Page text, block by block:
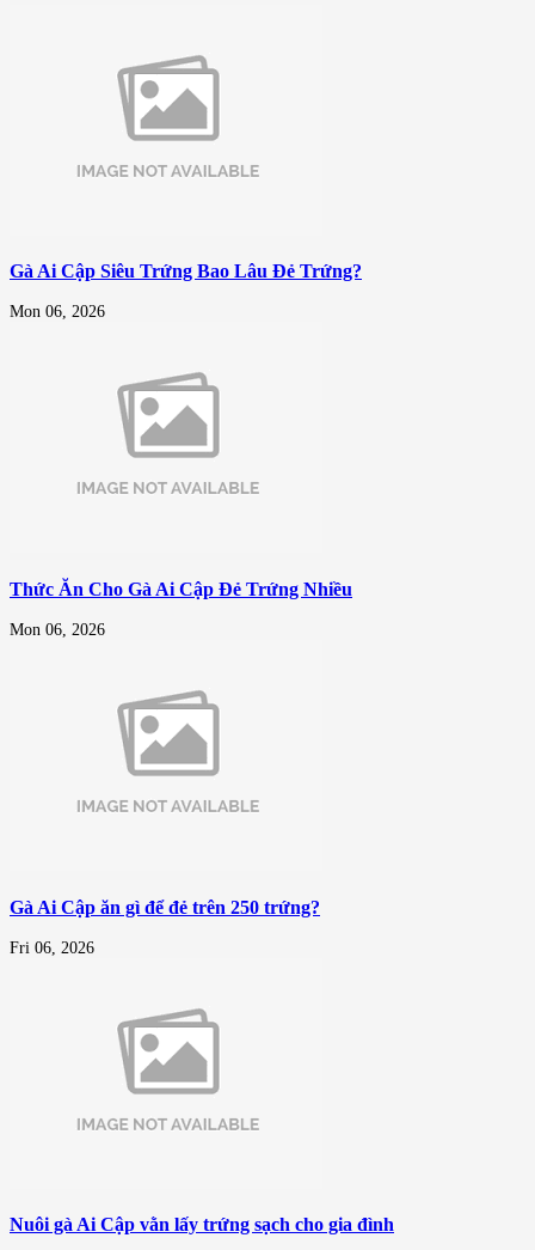
Gà Ai Cập Siêu Trứng Bao Lâu Đẻ Trứng?
Mon 06, 2026
Thức Ăn Cho Gà Ai Cập Đẻ Trứng Nhiều
Mon 06, 2026
Gà Ai Cập ăn gì để đẻ trên 250 trứng?
Fri 06, 2026
Nuôi gà Ai Cập vằn lấy trứng sạch cho gia đình